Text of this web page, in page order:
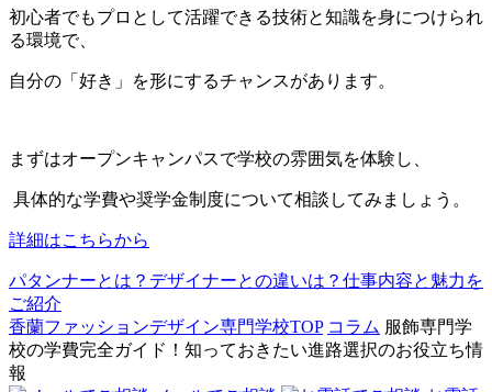
初心者でもプロとして活躍できる技術と知識を身につけられ
る環境で、
自分の「好き」を形にするチャンスがあります。
まずはオープンキャンパスで学校の雰囲気を体験し、
具体的な学費や奨学金制度について相談してみましょう。
詳細はこちらから
パタンナーとは？デザイナーとの違いは？仕事内容と魅力を
ご紹介
香蘭ファッションデザイン専門学校TOP コラム 服飾専門学
校の学費完全ガイド！知っておきたい進路選択のお役立ち情
報